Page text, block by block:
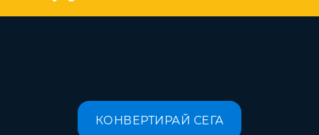
КОНВЕРТИРАЙ СЕГА